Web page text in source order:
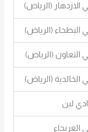
الازدهار (الرياض)
البطحاء (الرياض)
التعاون (الرياض)
الخالدية (الرياض)
لبن
العريجاء